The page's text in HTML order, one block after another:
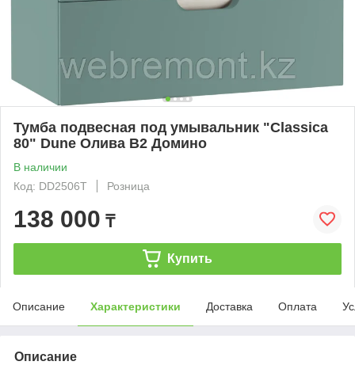
Тумба подвесная под умывальник "Classica
80" Dune Олива В2 Домино
В наличии
Код: DD2506T
Розница
138 000 ₸
Купить
Описание Характеристики Доставка Оплата
Описание